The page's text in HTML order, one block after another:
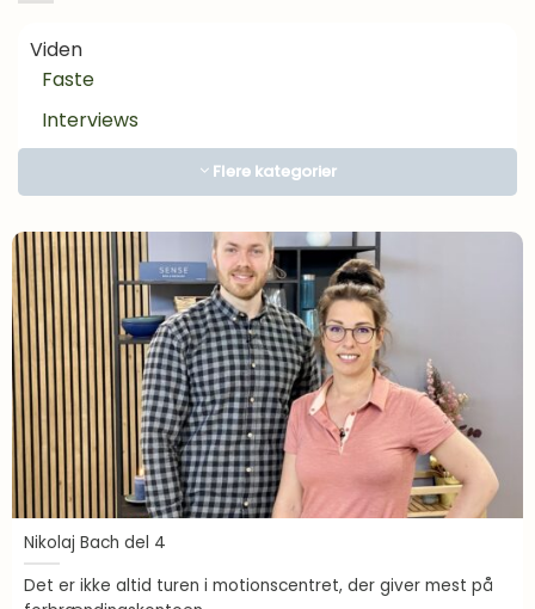
Viden
Faste
Interviews
Lægens hjørne
Motivation
Om Mad
Inspiration
Madlavning
Overgangsalder
Proteiner i praksis
Sense gennem 10 år
Sense Stories
Spørgeforum
Sundhed
Flere kategorier
Nikolaj Bach del 4
Det er ikke altid turen i motionscentret, der giver mest på